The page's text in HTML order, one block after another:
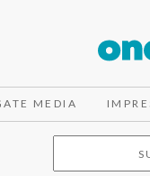
MEDIA